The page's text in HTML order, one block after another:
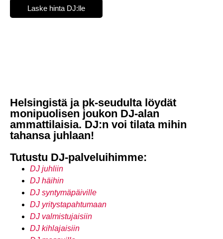
Laske hinta DJ:lle
Helsingistä ja pk-seudulta löydät
monipuolisen joukon DJ-alan
ammattilaisia. DJ:n voi tilata mihin
tahansa juhlaan!
Tutustu DJ-palveluihimme:
DJ juhliin
DJ häihin
DJ syntymäpäiville
DJ yritystapahtumaan
DJ valmistujaisiin
DJ kihlajaisiin